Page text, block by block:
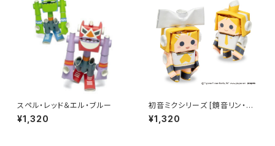
スペル・レッド＆エル・ブルー
¥1,320
初音ミクシリーズ [鏡音リン・レ
ン]
¥1,320